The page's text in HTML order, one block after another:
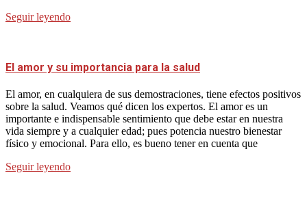
Seguir leyendo
El amor y su importancia para la salud
El amor, en cualquiera de sus demostraciones, tiene efectos positivos
sobre la salud. Veamos qué dicen los expertos. El amor es un
importante e indispensable sentimiento que debe estar en nuestra
vida siempre y a cualquier edad; pues potencia nuestro bienestar
físico y emocional. Para ello, es bueno tener en cuenta que
Seguir leyendo